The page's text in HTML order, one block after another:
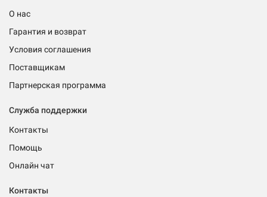
О нас
Гарантия и возврат
Условия соглашения
Поставщикам
Партнерская программа
Служба поддержки
Контакты
Помощь
Онлайн чат
Контакты